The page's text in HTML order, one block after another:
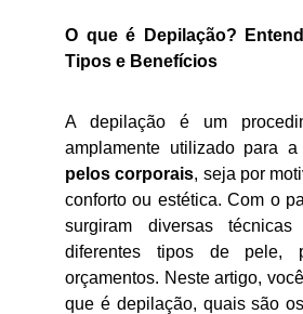
O que é Depilação?
Tipos e Benefícios
A depilação é um
amplamente utilizado para a
pelos corporais, seja por
conforto ou estética. Com o
surgiram diversas
diferentes tipos de pele,
orçamentos. Neste artigo,
que é depilação, quais são